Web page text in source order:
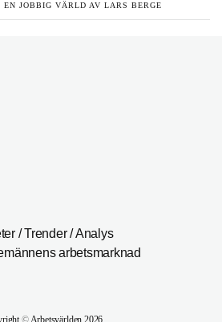
EN JOBBIG VÄRLD AV LARS BERGE
/ Trender / Analys
arbetsmarknad
©Arbetsvärlden 2026